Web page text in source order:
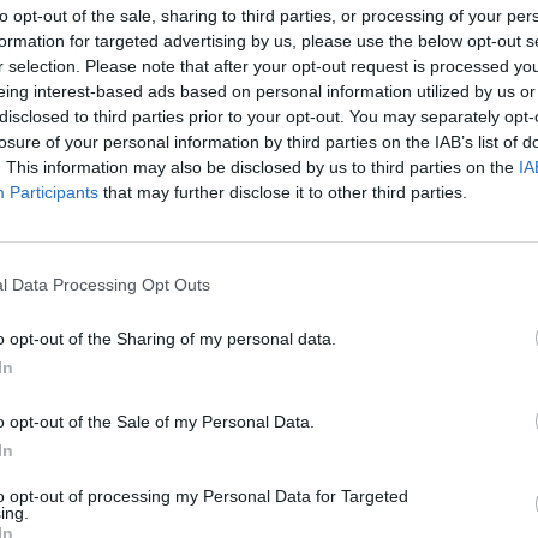
opt-out of the sale, sharing to third parties, or processing of your
for targeted advertising by us, please use the below opt-out
selection. Please note that after your opt-out request is processed
interest-based ads based on personal information utilized by us
to third parties prior to your opt-out. You may separately
of your personal information by third parties on the IAB’s list of
This information may also be disclosed by us to third parties on the
Participants that may further disclose it to other third parties.
Data Processing Opt Outs
opt-out of the Sharing of my personal data.
opt-out of the Sale of my Personal Data.
opt-out of processing my Personal Data for Targeted
un guiño de color que rompe la
un guiño a la tradición local, y las piezas
poniendo en valor los oficios.